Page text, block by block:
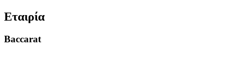
Εταιρία
Baccarat